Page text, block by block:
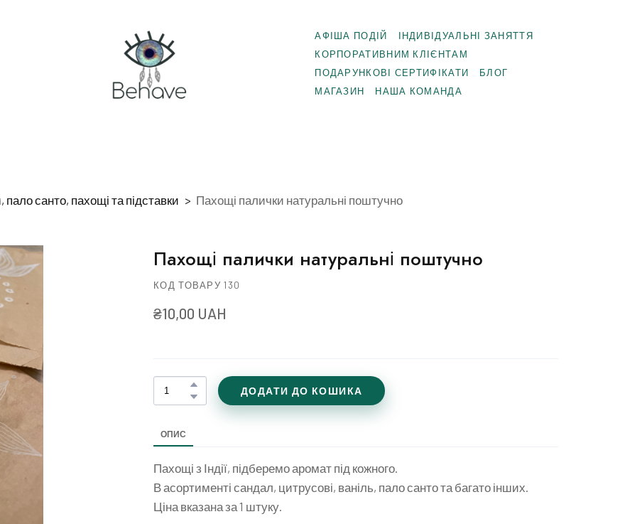
АФІША ПОДІЙ
ІНДИВІДУАЛЬНІ ЗАНЯТТЯ
КОРПОРАТИВНИМ КЛІЄНТАМ
ПОДАРУНКОВІ СЕРТИФІКАТИ
БЛОГ
МАГАЗИН
НАША КОМАНДА
пало санто, пахощі та підставки Пахощі палички натуральні поштучно
Пахощі палички натуральні поштучно
КОД ТОВАРУ 130
₴10,00 UAH
ДОДАТИ ДО КОШИКА
ОПИС
Пахощі з Індії, підберемо аромат під кожного.
В асортименті сандал, цитрусові, ваніль, пало санто та багато інших.
Ціна вказана за 1 штуку.